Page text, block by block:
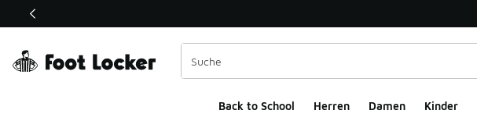
Dieser Link öffnet sich in einem neuen Fenster
Back to School Herren Damen Kinder